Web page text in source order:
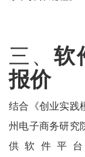
三、软
报价
结合《创业实践
州电子商务研究
供软件平